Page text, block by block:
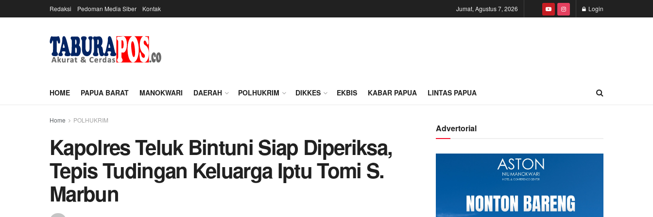
Redaksi Pedoman Media Siber Kontak Jumat, Agustus 7, 2026 Login
HOME PAPUA BARAT MANOKWARI DAERAH POLHUKRIM DIKKES EKBIS KABAR PAPUA LINTAS PAPUA
Home POLHUKRIM
Kapolres Teluk Bintuni Siap Diperiksa,
Tepis Tudingan Keluarga Iptu Tomi S.
Marbun
Advertorial